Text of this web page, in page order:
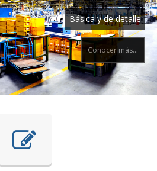
Básica y de detalle
Conocer más...